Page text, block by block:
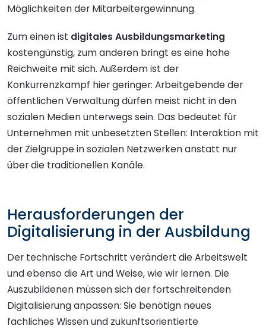
Möglichkeiten der Mitarbeitergewinnung.
Zum einen ist digitales Ausbildungsmarketing
kostengünstig, zum anderen bringt es eine hohe
Reichweite mit sich. Außerdem ist der
Konkurrenzkampf hier geringer: Arbeitgebende der
öffentlichen Verwaltung dürfen meist nicht in den
sozialen Medien unterwegs sein. Das bedeutet für
Unternehmen mit unbesetzten Stellen: Interaktion mit
der Zielgruppe in sozialen Netzwerken anstatt nur
über die traditionellen Kanäle.
Herausforderungen der
Digitalisierung in der Ausbildung
Der technische Fortschritt verändert die Arbeitswelt
und ebenso die Art und Weise, wie wir lernen. Die
Auszubildenen müssen sich der fortschreitenden
Digitalisierung anpassen: Sie benötign neues
fachliches Wissen und zukunftsorientierte